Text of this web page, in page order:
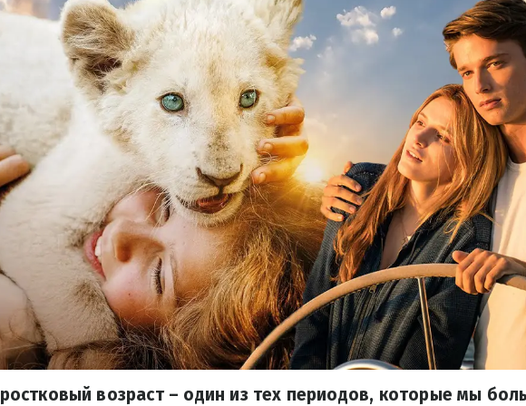
возраст – один из тех периодов, которые мы